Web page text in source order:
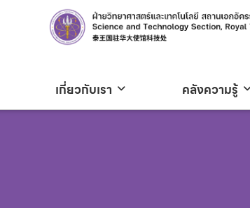
เกี่ยวกับเรา คลังความรู้